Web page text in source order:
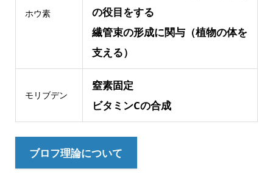
ホウ素
の役目をする
繊管束の形成に関与（植物の体を
支える）
モリブデン
窒素固定
ビタミンCの合成
ブロフ理論について